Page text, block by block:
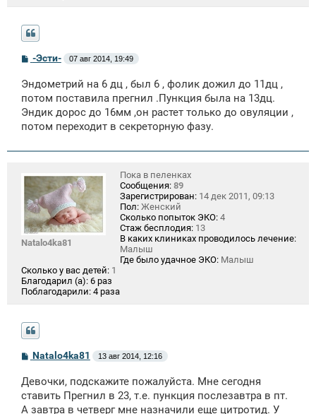
С
о
б
щ
н
и
-Эсти- 07 авг 2014, 19:49
Эндометрий на 6 дц , был 6 , фолик дожил до 11дц ,
потом поставила прегнил .Пункция была на 13дц.
Эндик дорос до 16мм ,он растет только до овуляции ,
потом переходит в секреторную фазу.
Natalo4ka81
Пока в пеленках
Сообщения: 89
Зарегистрирован: 14 дек 2011, 09:13
Пол: Женский
Сколько попыток ЭКО: 4
Стаж бесплодия: 13
В каких клиниках проводилось лечение:
Малыш
Где было удачное ЭКО: Малыш
Сколько у вас детей: 1
Благодарил (а): 6 раз
Поблагодарили: 4 раза
С
о
б
щ
Natalo4ka81 13 авг 2014, 12:16
Девочки, подскажите пожалуйста. Мне сегодня
ставить Прегнил в 23, т.е. пункция послезавтра в пт.
А завтра в четверг мне назначили еще цитротид. У